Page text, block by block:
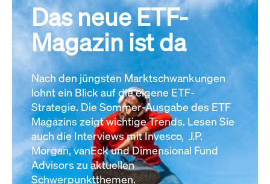
Das neue ETF-
Magazin ist da
Nach den jüngsten Marktschwankungen
lohnt ein Blick auf die eigene ETF-
Strategie. Die Sommer-Ausgabe des ETF
Magazins zeigt wichtige Trends. Lesen Sie
auch die Interviews mit Invesco, J.P.
Morgan, vanEck und Dimensional Fund
Advisors zu aktuellen
Schwerpunktthemen.